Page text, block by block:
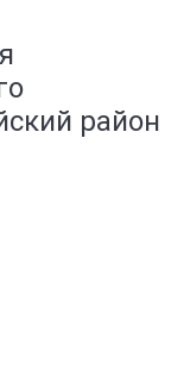
район